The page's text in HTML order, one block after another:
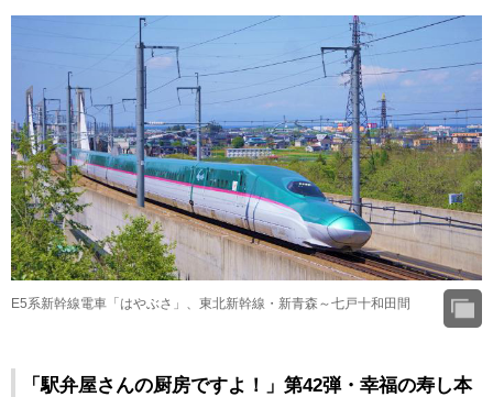
E5系新幹線電車「はやぶさ」、東北新幹線・新青森～七戸十和田間
「駅弁屋さんの厨房ですよ！」第42弾・幸福の寿し本